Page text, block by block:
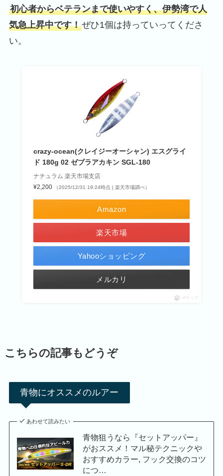
初心者からベテランまで使いやすく、伊勢湾で人
気急上昇中です！ぜひ1個は持っていってくださ
い。
crazy-ocean(クレイジーオーシャン) エスグライ
ド 180g 02 ゼブラアカキン SGL-180
ナチュラム 楽天市場支店
¥2,200
（2025/12/31 19:24時点 | 楽天市場調べ）
Amazon
楽天市場
Yahooショッピング
メルカリ
ポチップ
こちらの記事もどうぞ
青物にオススメのルアー
あわせて読みたい
青物狙うなら『セットアッパー』
がおススメ！マル秘テクニックや
おすすめカラー, フック交換のコツ
につ…